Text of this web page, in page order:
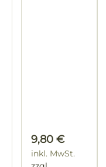
Regulärer
9,80 €
inkl. MwSt.